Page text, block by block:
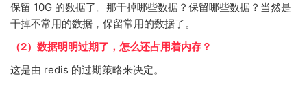
保留 10G 的数据了。那干掉哪些数据？保留哪些数据？当然是
干掉不常用的数据，保留常用的数据了。
（2）数据明明过期了，怎么还占用着内存？
这是由 redis 的过期策略来决定。